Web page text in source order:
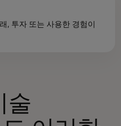
, 투자 또는 사용한 경험이
술